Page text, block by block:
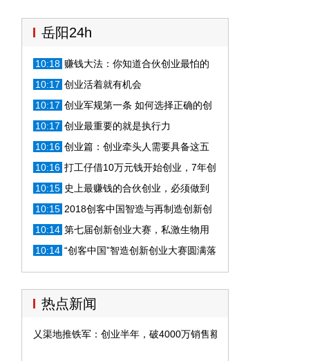
岳阳24h
10:18 赚钱大法：你知道合伙创业最怕的
事情是什么
10:17 创业活着就有机会
10:17 创业军规第一条 如何选择正确的创
业方向
10:17 创业最重要的就是执行力
10:16 创业篇：创业牵头人需要具备这五
条，看你具备了几条？
10:16 打工仔借10万元钱开始创业，7年创
亿万财富！
10:15 史上最赚钱的合伙创业，必须做到
这4点，百分百只赚不赔
10:15 2018创客中国智造与再制造创新创
业大赛总决赛圆满落幕
10:14 第七届创新创业大赛，私激生物用
技术燃爆赛场
10:14 “创客中国”智造创新创业大赛圆满落
幕
热点新闻
乂渠地推铁军：创业半年，破4000万销售额，明年要突破3亿